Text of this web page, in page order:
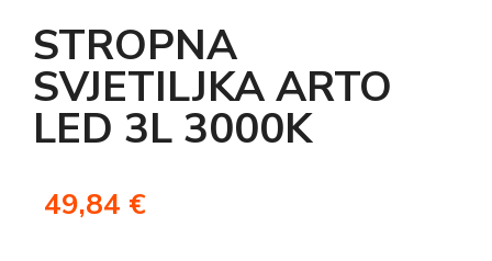
STROPNA
SVJETILJKA ARTO
LED 3L 3000K
49,84 €